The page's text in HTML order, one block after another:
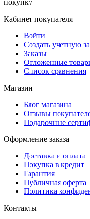
покупку
Кабинет покупателя
Войти
Создать учетную
Заказы
Отложенные
Список сравнения
Магазин
Блог магазина
Отзывы
Подарочные
Оформление заказа
Доставка и оплата
Покупка в кредит
Гарантия
Публичная оферта
Политика
Контакты